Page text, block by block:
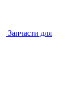
Запчасти для